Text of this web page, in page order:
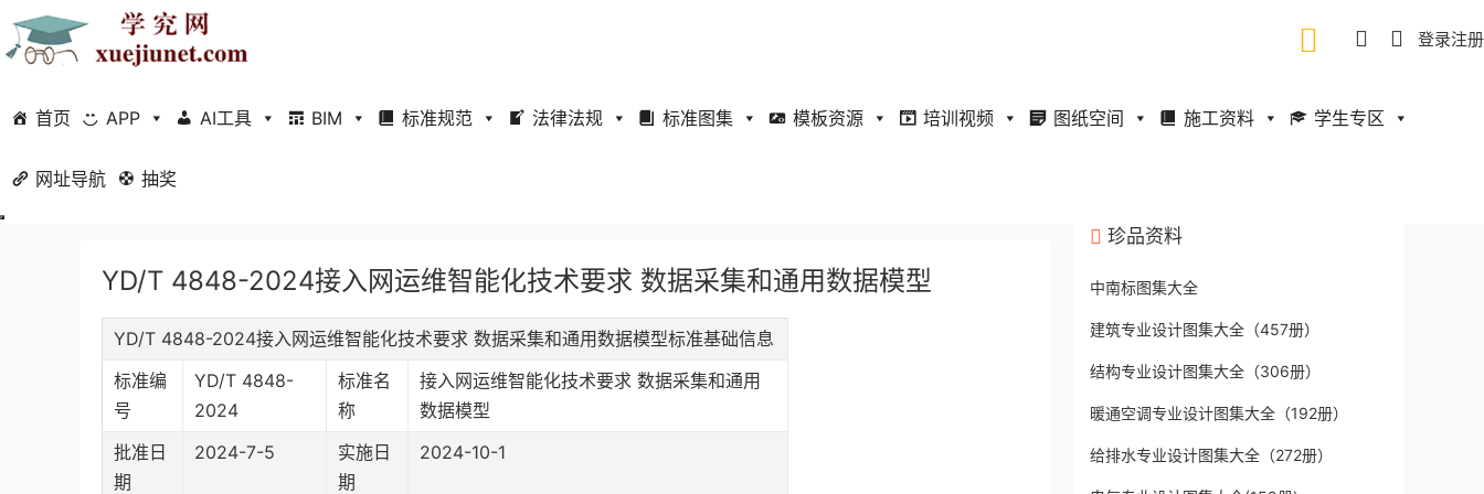
登录注册
首页 APP AI工具 BIM 标准规范 法律法规 标准图集 模板资源 培训视频 图纸空间 施工资料 学生专区
网址导航 抽奖
当前位置：首页
YD/T 4848-2024接入网运维智能化技术要求 数据采集和通用数据模型
YD/T 4848-2024接入网运维智能化技术要求 数据采集和通用数据模型标准基础信息
标准编
号
YD/T 4848-
2024
标准名
称
接入网运维智能化技术要求 数据采集和通用
数据模型
批准日
期
2024-7-5
实施日
期
2024-10-1
珍品资料
中南标图集大全
建筑专业设计图集大全（457册）
结构专业设计图集大全（306册）
暖通空调专业设计图集大全（192册）
给排水专业设计图集大全（272册）